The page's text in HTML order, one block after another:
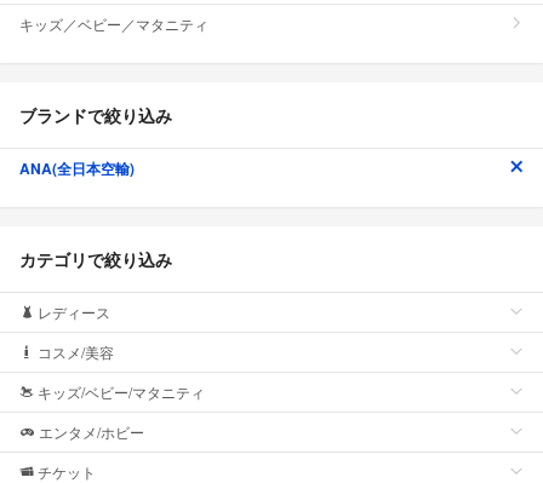
キッズ／ベビー／マタニティ
ブランドで絞り込み
ANA(全日本空輸)
カテゴリで絞り込み
レディース
コスメ/美容
キッズ/ベビー/マタニティ
エンタメ/ホビー
チケット